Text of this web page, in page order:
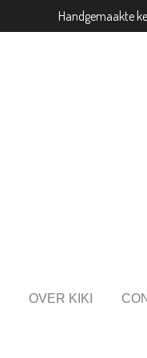
Handgemaakte
OVER KIKI